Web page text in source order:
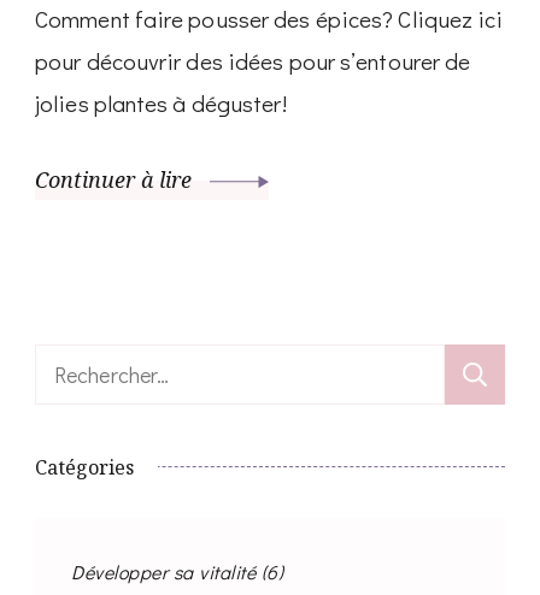
Comment faire pousser des épices? Cliquez ici
pour découvrir des idées pour s’entourer de
jolies plantes à déguster!
Continuer à lire
Rechercher :
Catégories
Développer sa vitalité(6)